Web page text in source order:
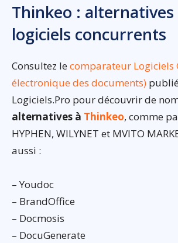
Thinkeo : alternatives
logiciels concurrents
Consultez lecomparateur Logiciels
électronique des documents)
Logiciels.Pro pour découvrir de
alternatives à Thinkeo, comme
HYPHEN, WILYNET et MVITO
aussi :
– Youdoc
– BrandOffice
– Docmosis
– DocuGenerate